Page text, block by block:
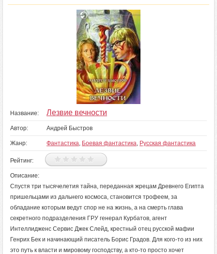
Название: Лезвие вечности
Автор: Андрей Быстров
Жанр: Фантастика, Боевая фантастика, Русская фантастика
Рейтинг:
Описание:
Спустя три тысячелетия тайна, переданная жрецам Древнего Египта
пришельцами из дальнего космоса, становится трофеем, за
обладание которым ведут спор не на жизнь, а на смерть глава
секретного подразделения ГРУ генерал Курбатов, агент
Интеллидженс Сервис Джек Слейд, крестный отец русской мафии
Генрих Бек и начинающий писатель Борис Градов. Для кого-то из них
это путь к власти и мировому господству, а кто-то просто хочет